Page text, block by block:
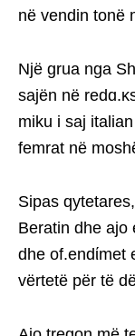
në vendin tonë
Një grua nga
sajën në
miku i saj
femrat në
Sipas
Beratin dhe ajo
dhe of.endίmet
vërtetë për të